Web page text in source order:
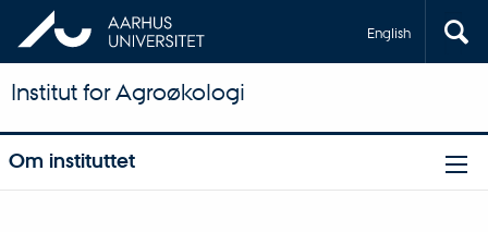
English
Institut for Agroøkologi
Om instituttet